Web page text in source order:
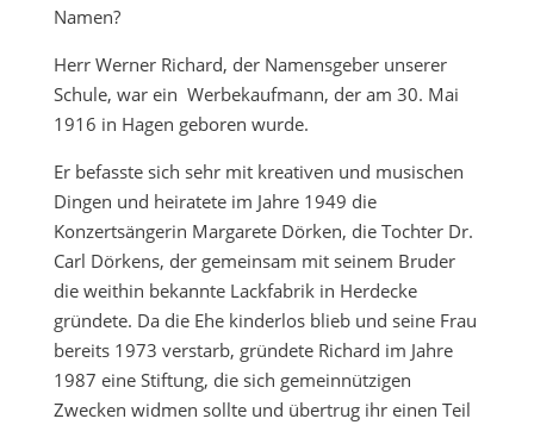
Namen?
Herr Werner Richard, der Namensgeber unserer
Schule, war ein Werbekaufmann, der am 30. Mai
1916 in Hagen geboren wurde.
Er befasste sich sehr mit kreativen und musischen
Dingen und heiratete im Jahre 1949 die
Konzertsängerin Margarete Dörken, die Tochter Dr.
Carl Dörkens, der gemeinsam mit seinem Bruder
die weithin bekannte Lackfabrik in Herdecke
gründete. Da die Ehe kinderlos blieb und seine Frau
bereits 1973 verstarb, gründete Richard im Jahre
1987 eine Stiftung, die sich gemeinnützigen
Zwecken widmen sollte und übertrug ihr einen Teil